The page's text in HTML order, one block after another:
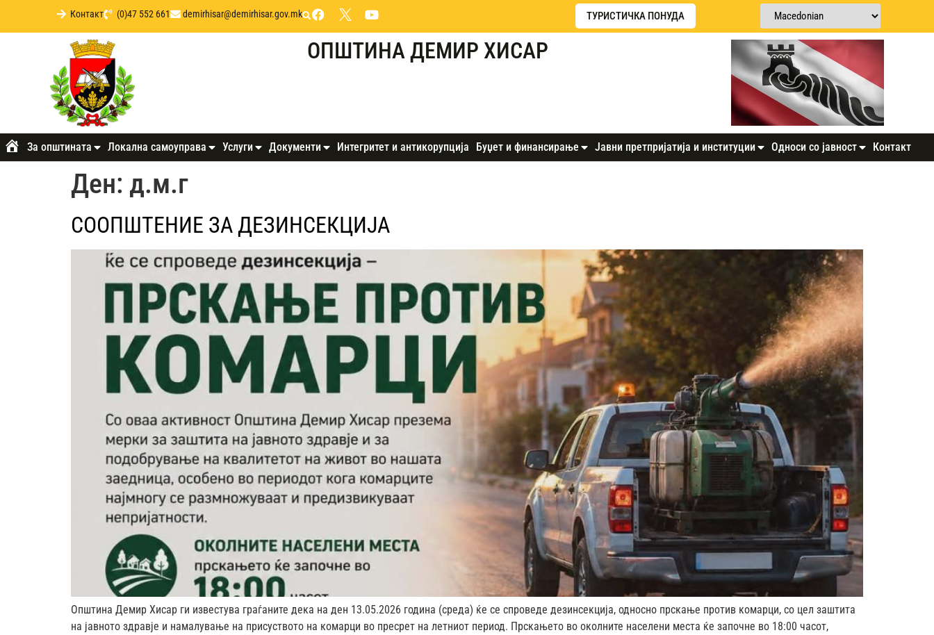
Контакт (0)47 552 661 demirhisar@demirhisar.gov.mk ТУРИСТИЧКА ПОНУДА
ОПШТИНА ДЕМИР ХИСАР
ПочетнаЗа општината Локална самоуправа Услуги Документи Интегритет и антикорупција Буџет и финансирање Јавни претпријатија и институции Односи со јавност Контакт
Ден: д.м.г
СООПШТЕНИЕ ЗА ДЕЗИНСЕКЦИЈА
Општина Демир Хисар ги известува граѓаните дека на ден 13.05.2026 година (среда) ќе се спроведе дезинсекција, односно прскање против комарци, со цел заштита
на јавното здравје и намалување на присуството на комарци во пресрет на летниот период. Прскањето во околните населени места ќе започне во 18:00 часот,